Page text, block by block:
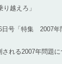
越えろ」
号「特集 2007年
れる2007年問題に